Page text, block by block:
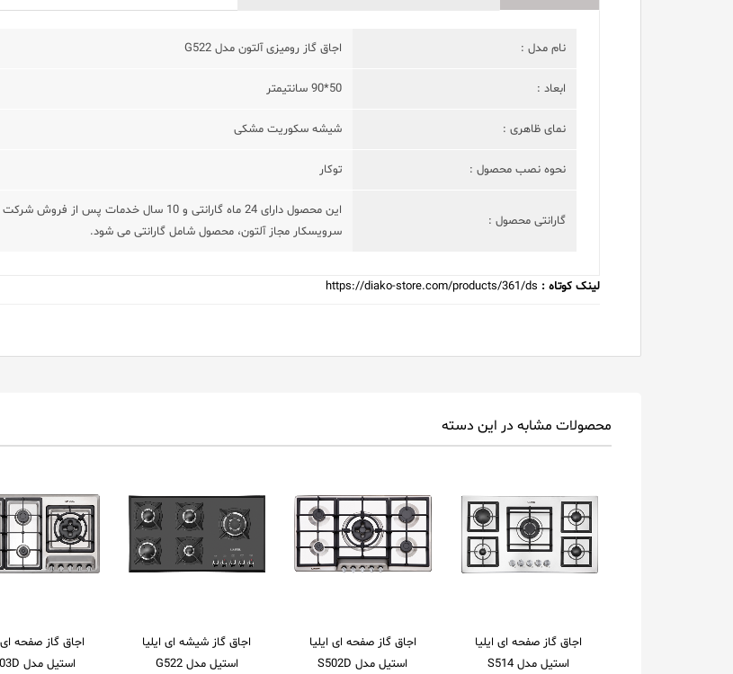
نام مدل : اجاق گاز رومیزی آلتون مدل G522
ابعاد : 50*90 سانتیمتر
نمای ظاهری : شیشه سکوریت مشکی
نحوه نصب محصول : توکار
گارانتی محصول :
این محصول دارای 24 ماه گارانتی و 10 سال
سرویسکار مجاز آلتون، محصول شامل گارانتی می شود.
لینک کوتاه : https://diako-store.com/products/361/ds
محصولات مشابه در این دسته
اجاق گاز صفحه ای
استیل مدل S503D
اجاق گاز شیشه ای ایلیا
استیل مدل G522
اجاق گاز صفحه ای ایلیا
استیل مدل S502D
اجاق گاز صفحه ای ایلیا
استیل مدل S514